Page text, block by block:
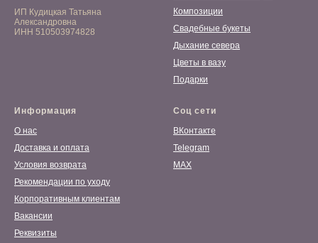
ИП Кудицкая Татьяна
Александровна
ИНН 510503974828
Композиции
Свадебные букеты
Дыхание севера
Цветы в вазу
Подарки
Информация
О нас
Доставка и оплата
Условия возврата
Рекомендации по уходу
Корпоративным клиентам
Вакансии
Реквизиты
Соц сети
ВКонтакте
Telegram
MAX